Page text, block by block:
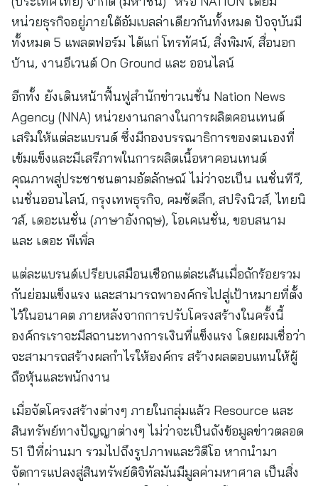
หน่วยธุรกิจอยู่ภายใต้อัมเบลล่าเดียวกันทั้งหมด ปัจจุบันมี
ทั้งหมด 5 แพลตฟอร์ม ได้แก่ โทรทัศน์, สิ่งพิมพ์, สื่อนอก
บ้าน, งานอีเวนต์ On Ground และ ออนไลน์
อีกทั้ง ยังเดินหน้าฟื้นฟูสำนักข่าวเนชั่น Nation News
Agency (NNA) หน่วยงานกลางในการผลิตคอนเทนต์
เสริมให้แต่ละแบรนด์ ซึ่งมีกองบรรณาธิการของตนเองที่
เข้มแข็งและมีเสรีภาพในการผลิตเนื้อหาคอนเทนต์
คุณภาพสู่ประชาชนตามอัตลักษณ์ ไม่ว่าจะเป็น เนชั่นทีวี,
เนชั่นออนไลน์, กรุงเทพธุรกิจ, คมชัดลึก, สปริงนิวส์, ไทยนิ
วส์, เดอะเนชั่น (ภาษาอังกฤษ), โอเคเนชั่น, ขอบสนาม
และ เดอะ พีเพิ่ล
แต่ละแบรนด์เปรียบเสมือนเชือกแต่ละเส้นเมื่อถักร้อยรวม
กันย่อมแข็งแรง และสามารถพาองค์กรไปสู่เป้าหมายที่ตั้ง
ไว้ในอนาคต ภายหลังจากการปรับโครงสร้างในครั้งนี้
องค์กรเราจะมีสถานะทางการเงินที่แข็งแรง โดยผมเชื่อว่า
จะสามารถสร้างผลกำไรให้องค์กร สร้างผลตอบแทนให้ผู้
ถือหุ้นและพนักงาน
เมื่อจัดโครงสร้างต่างๆ ภายในกลุ่มแล้ว Resource และ
สินทรัพย์ทางปัญญาต่างๆ ไม่ว่าจะเป็นถังข้อมูลข่าวตลอด
51 ปีที่ผ่านมา รวมไปถึงรูปภาพและวิดีโอ หากนำมา
จัดการแปลงสู่สินทรัพย์ดิจิทัลมันมีมูลค่ามหาศาล เป็นสิ่ง